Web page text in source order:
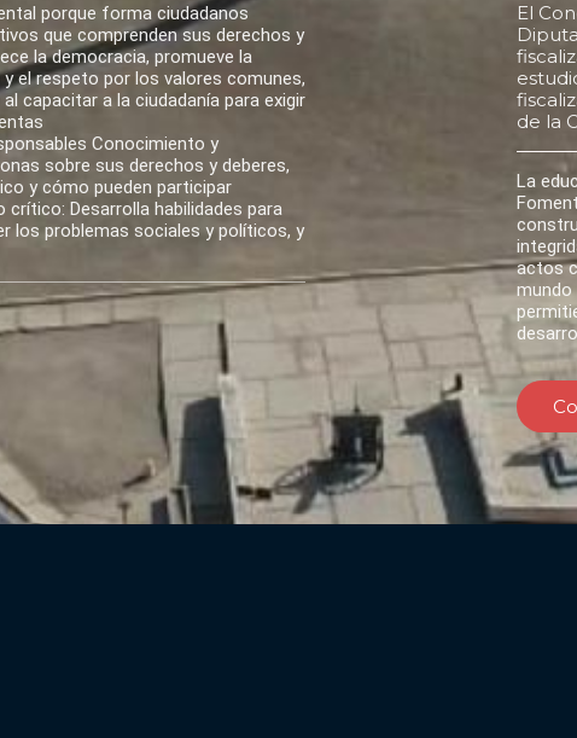
porque forma ciudadanos
que comprenden sus derechos y
la democracia, promueve la
el respeto por los valores comunes,
capacitar a la ciudadanía para exigir
Conocimiento y
sobre sus derechos y deberes,
y cómo pueden participar
Desarrolla habilidades para
los problemas sociales y políticos, y
El
de la
La
actos
mundo